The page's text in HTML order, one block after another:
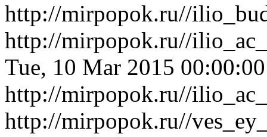
http://mirpopok.ru//
http://mirpopok.ru//
Tue, 10 Mar 2015
http://mirpopok.ru//
http://mirpopok.ru//